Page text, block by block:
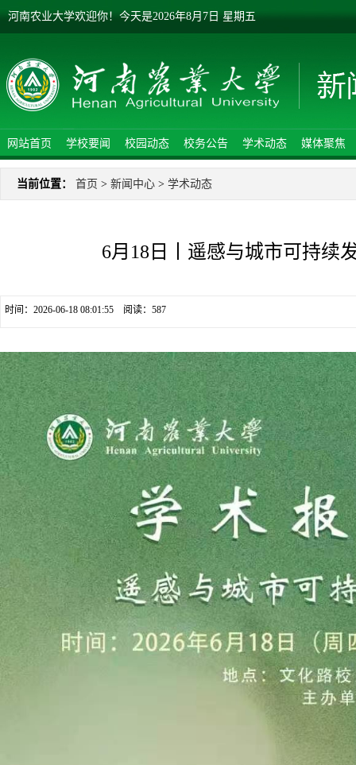
河南农业大学欢迎你！ 今天是2026年8月7日 星期五
网站首页 学校要闻 校园动态 校务公告 学术动态 媒体聚焦
当前位置： 首页 > 新闻中心 > 学术动态
6月18日丨遥感与城市可持续
时间：2026-06-18 08:01:55 阅读： 587